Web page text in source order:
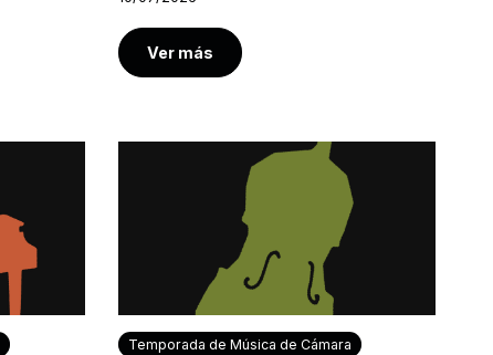
Ver más
Temporada de Música de Cámara